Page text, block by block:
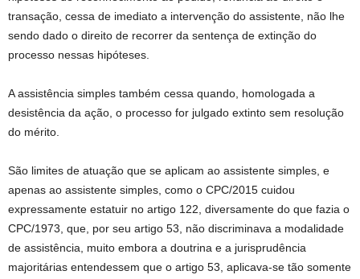
transação, cessa de imediato a intervenção do assistente, não lhe
sendo dado o direito de recorrer da sentença de extinção do
processo nessas hipóteses.
A assistência simples também cessa quando, homologada a
desistência da ação, o processo for julgado extinto sem resolução
do mérito.
São limites de atuação que se aplicam ao assistente simples, e
apenas ao assistente simples, como o CPC/2015 cuidou
expressamente estatuir no artigo 122, diversamente do que fazia o
CPC/1973, que, por seu artigo 53, não discriminava a modalidade
de assistência, muito embora a doutrina e a jurisprudência
majoritárias entendessem que o artigo 53, aplicava-se tão somente